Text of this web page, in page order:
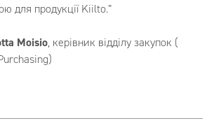
для продукції Kiilto.”
Moisio, керівник відділу закупок (